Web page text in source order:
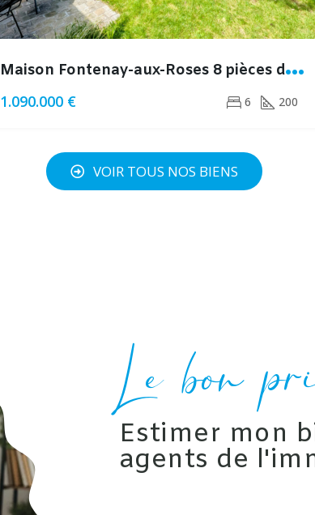
M
aison Fontenay-aux-Roses 8 pièces de 200m² avec jardin
1.090.000 € 6 200
VOIR TOUS NOS BIENS
Le bon
Estimer mon
agents de